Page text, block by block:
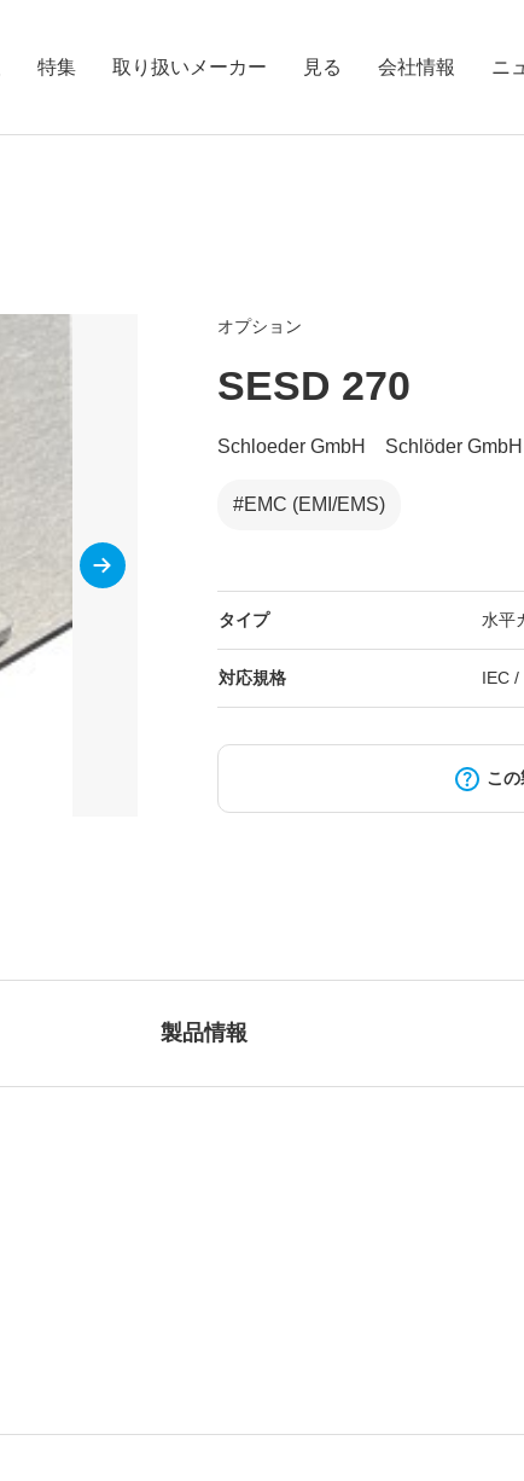
特集 取り扱いメーカー 見る 会社情報 ニ
測定用ターンテーブル・ポジ
ショナ
オプション
SESD 270
Schloeder GmbH Schlöder
#EMC (EMI/EMS)
タイプ 水平
対応規格 IEC
こ
製品情報